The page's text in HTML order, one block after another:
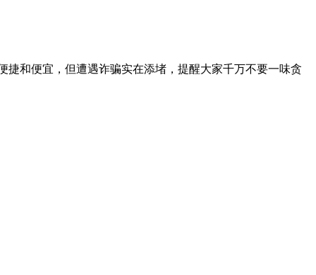
捷和便宜，但遭遇诈骗实在添堵，提醒大家千万不要一味贪